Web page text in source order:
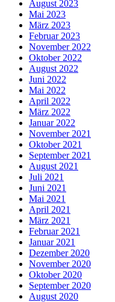
August 2023
Mai 2023
März 2023
Februar 2023
November 2022
Oktober 2022
August 2022
Juni 2022
Mai 2022
April 2022
März 2022
Januar 2022
November 2021
Oktober 2021
September 2021
August 2021
Juli 2021
Juni 2021
Mai 2021
April 2021
März 2021
Februar 2021
Januar 2021
Dezember 2020
November 2020
Oktober 2020
September 2020
August 2020